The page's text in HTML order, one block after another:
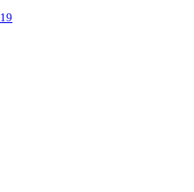
19